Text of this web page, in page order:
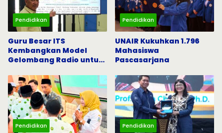
Pendidikan
Guru Besar ITS
Kembangkan Model
Gelombang Radio untuk
Darurat
Pendidikan
UNAIR Kukuhkan 1.796
Mahasiswa
Pascasarjana
Pendidikan Pendidikan